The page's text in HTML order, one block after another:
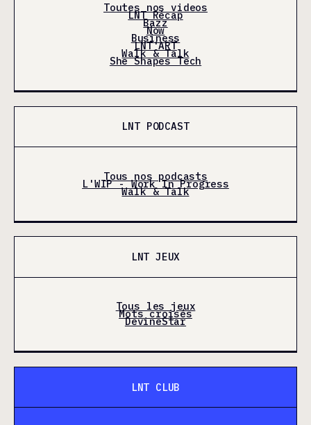
Toutes nos videos
LNT Récap
Bazz
Now
Business
LNT'ART
Walk & Talk
She Shapes Tech
LNT PODCAST
Tous nos podcasts
L'WIP - Work In Progress
Walk & Talk
LNT JEUX
Tous les jeux
Mots croisés
DevineStar
LNT CLUB